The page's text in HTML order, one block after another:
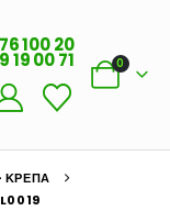
100 20
19 00 71 0